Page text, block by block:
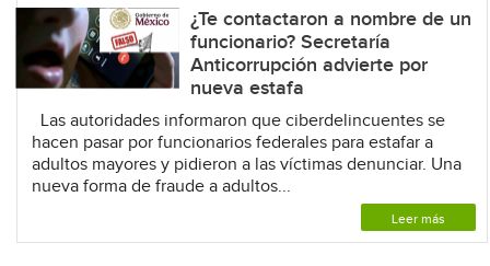
¿Te contactaron a nombre de un
funcionario? Secretaría
Anticorrupción advierte por
nueva estafa
Las autoridades informaron que ciberdelincuentes se
hacen pasar por funcionarios federales para estafar a
adultos mayores y pidieron a las víctimas denunciar. Una
nueva forma de fraude a adultos...
Leer más